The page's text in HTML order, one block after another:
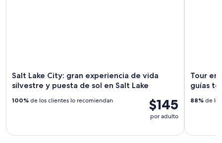
Salt Lake City: gran experiencia de vida
silvestre y puesta de sol en Salt Lake
$145
por adulto
100% de los clientes lo recomiendan
Tour en
guías
88% de